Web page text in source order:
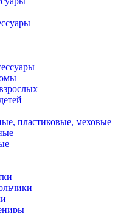
пластиковые, меховые